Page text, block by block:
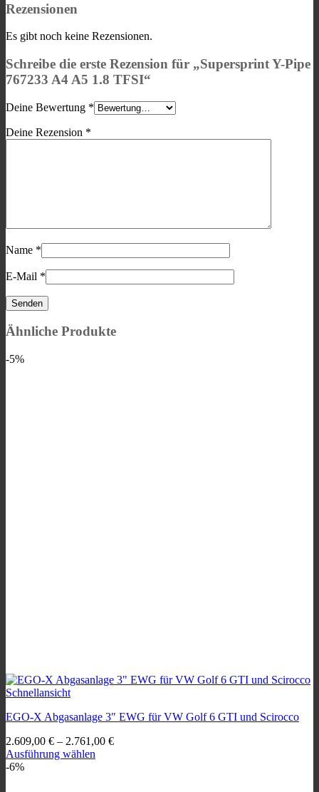
Rezensionen
Es gibt noch keine Rezensionen.
Schreibe die erste Rezension für „Supersprint Y-Pipe
767233 A4 A5 1.8 TFSI“
Deine Bewertung *
Deine Rezension *
Name *
E-Mail *
Ähnliche Produkte
-5%
Schnellansicht
EGO-X Abgasanlage 3″ EWG für VW Golf 6 GTI und Scirocco
2.609,00 € – 2.761,00 €
Ausführung wählen
Dieses
-6%